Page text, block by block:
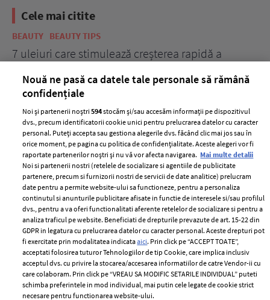
Cele mai citite
BEAUTY BEAUTY TIPS
7 uleiuri care stimulează creșterea rapidă a
ELLE Style Awards
2024
Despre ELLE
Romania
Contact
Abonamente
Termeni si conditii
Politica de
confidențialitate
Politica de cookies
Publicitate
Nouă ne pasă ca datele tale personale să rămână
confidențiale
Noi și partenerii noștri594stocăm și/sau accesăm informații pe dispozitivul
dvs., precum identificatorii cookie unici pentru prelucrarea datelor cu caracter
personal. Puteți accepta sau gestiona alegerile dvs. făcând clic mai jos sau în
orice moment, pe pagina cu politica de confidențialitate. Aceste alegeri vor fi
raportate partenerilor noștri și nu vă vor afecta navigarea. Mai multe detalii
Noi si partenerii nostri (retelele de socializare si agentiile de publicitate
partenere, precum si furnizorii nostri de servicii de date analitice) prelucram
date pentru a permite website-ului sa functioneze, pentru a personaliza
continutul si anunturile publicitare afisate in functie de interesele si/sau profilul
dvs., pentru a va oferi functionalitati aferente retelelor de socializare si pentru a
analiza traficul pe website. Beneficiati de drepturile prevazute de art. 15-22 din
GDPR in legatura cu prelucrarea datelor cu caracter personal. Aceste drepturi pot
fi exercitate prin modalitatea indicataaici. Prin click pe “ACCEPT TOATE”,
acceptati folosirea tuturor Tehnologiilor de tip Cookie, care implica inclusiv
acceptul dvs. cu privire la stocarea/accesarea informatiilor de catre Vendor-ii cu
care colaboram. Prin click pe “VREAU SA MODIFIC SETARILE INDIVIDUAL” puteti
schimba preferintele in mod individual, mai putin cele legate de cookie strict
necesare pentru functionarea website-ului.